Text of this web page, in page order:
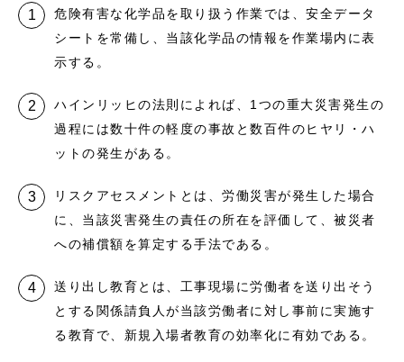
危険有害な化学品を取り扱う作業では、安全データ
シートを常備し、当該化学品の情報を作業場内に表
示する。
ハインリッヒの法則によれば、1つの重大災害発生の
過程には数十件の軽度の事故と数百件のヒヤリ・ハ
ットの発生がある。
リスクアセスメントとは、労働災害が発生した場合
に、当該災害発生の責任の所在を評価して、被災者
への補償額を算定する手法である。
送り出し教育とは、工事現場に労働者を送り出そう
とする関係請負人が当該労働者に対し事前に実施す
る教育で、新規入場者教育の効率化に有効である。